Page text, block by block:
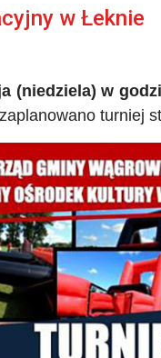
w Łeknie
(niedziela) w
zaplanowano turniej